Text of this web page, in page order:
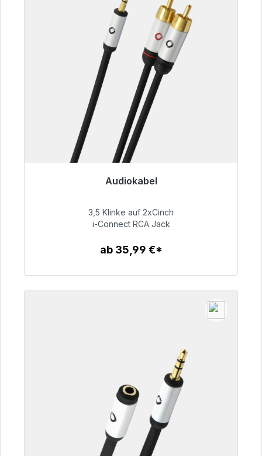
Audiokabel
51,99 €
3,5 Klinke auf 2xCinch
i-Connect RCA Jack
ab 35,99 €*